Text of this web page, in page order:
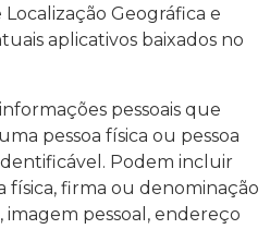
Geográfica e
aplicativos baixados no
pessoais que
pessoa física ou pessoa
Podem incluir
física, firma ou denominação
imagem pessoal, endereço